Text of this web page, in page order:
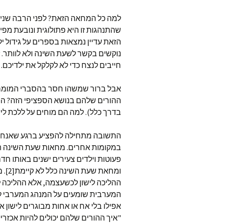
למה כל המחאה הזאת? לפני הרבה שנים,
הזאת עדיין נמצאות בספרים על
נוקשים בקשר לשעת השינה ולא
חייבים לנצח כדי לא לקלקל את ילדיכם.
אבל ברור שמשהו חסר בהסברי
ההורים שלהם בנושא הספציפי הזה?
בדרך כלל). למה הם מוחים על ללכת
התשובה מתחילה להפציע ברגע
במקומות אחרים. מחאות שעת השינה
פעוטות וילדים צעירים ישנים
ההליכה לישון לכשעצמה, אלא
המערבית שומעים על המנהג המערבי
אפילו בלי אח או אחות מבוגרים
"איך ההורים שלהם יכולים להיות